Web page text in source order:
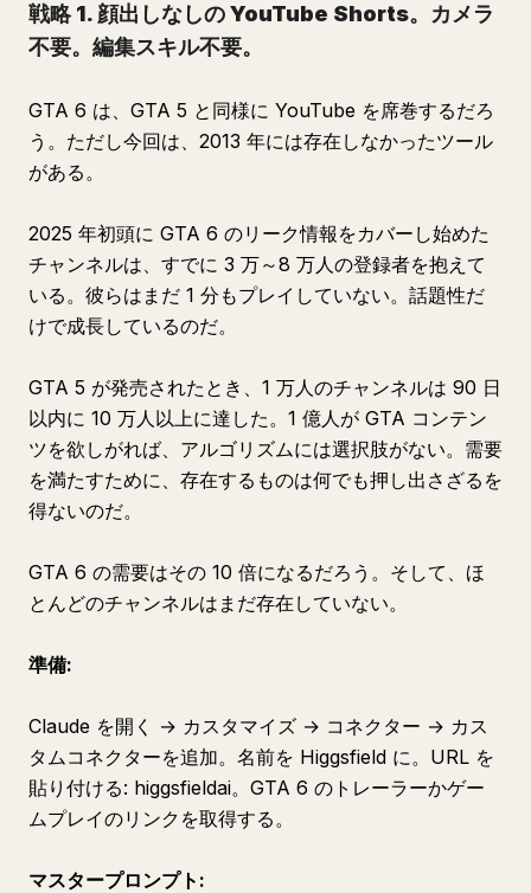
戦略 1. 顔出しなしの YouTube Shorts。カメラ
不要。編集スキル不要。
GTA 6 は、GTA 5 と同様に YouTube を席巻するだろ
う。ただし今回は、2013 年には存在しなかったツール
がある。
2025 年初頭に GTA 6 のリーク情報をカバーし始めた
チャンネルは、すでに 3 万～8 万人の登録者を抱えて
いる。彼らはまだ 1 分もプレイしていない。話題性だ
けで成長しているのだ。
GTA 5 が発売されたとき、1 万人のチャンネルは 90 日
以内に 10 万人以上に達した。1 億人が GTA コンテン
ツを欲しがれば、アルゴリズムには選択肢がない。需要
を満たすために、存在するものは何でも押し出さざるを
得ないのだ。
GTA 6 の需要はその 10 倍になるだろう。そして、ほ
とんどのチャンネルはまだ存在していない。
準備:
Claude を開く → カスタマイズ → コネクター → カス
タムコネクターを追加。名前を Higgsfield に。URL を
貼り付ける: higgsfieldai。GTA 6 のトレーラーかゲー
ムプレイのリンクを取得する。
マスタープロンプト: